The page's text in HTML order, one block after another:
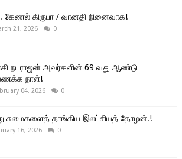
கேணல் கிருபா / வானதி நினைவாக!
21, 2026 0
நடராஜன் அவர்களின் 69 வது ஆண்டு
நாள்!
04, 2026 0
சுமைகளைத் தாங்கிய இலட்சியத் தோழன்.!
16, 2026 0